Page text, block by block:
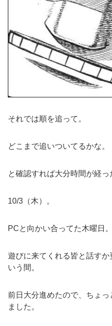
それでは順を追って。
どこまで追いついてるかな。
と確認すれば大分時間が経っ
10/3（木）。
PCと向かい合ってた木曜日。
遊びに来てくれる皆と話す
いう間。
前日大分進めたので、ちょ
ました。